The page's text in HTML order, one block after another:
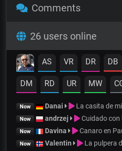
Comments
26 users online
AS VR DR DB
DM RD UR MW
Now Danai La casita de
Now andrzej Cuidado con
Now Davina Canaro en
Now Valentin La pulpera